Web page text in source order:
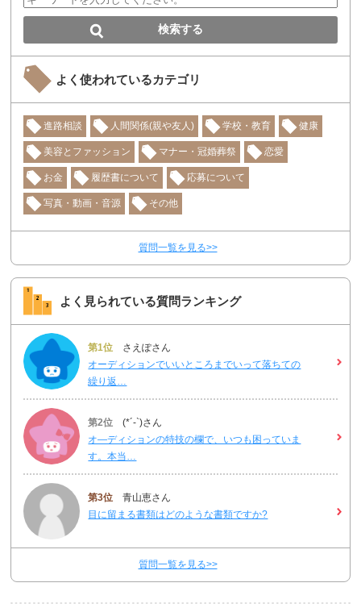
よく使われているカテゴリ
進路相談 人間関係(親や友人) 学校・教育 健康
美容とファッション マナー・冠婚葬祭 恋愛
お金 履歴書について 応募について
写真・動画・音源 その他
質問一覧を見る>>
よく見られている質問ランキング
第1位 さえぽさん
オーディションでいいところまでいって落ちての
繰り返…
第2位 (*´-`)さん
オ―ディションの特技の欄で、いつも困っていま
す。本当…
第3位 青山恵さん
目に留まる書類はどのような書類ですか?
質問一覧を見る>>